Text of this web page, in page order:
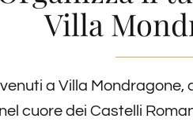
Villa
a Villa
nel cuore dei Castelli